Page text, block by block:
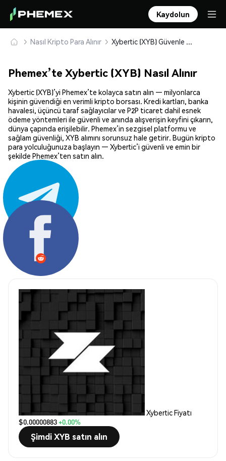
Kaydolun
Nasıl Kripto Para Alınır Xybertic (XYB) Güvenle Satın Alın ve Saklayın
Phemex’te Xybertic (XYB) Nasıl Alınır
Xybertic (XYB)’yi Phemex’te kolayca satın alın — milyonlarca
kişinin güvendiği en verimli kripto borsası. Kredi kartları, banka
havalesi, üçüncü taraf sağlayıcılar ve P2P ticaret dahil esnek
ödeme yöntemleri ile güvenli ve anında alışverişin keyfini çıkarın,
dünya çapında erişilebilir. Phemex’in sezgisel platformu ve
sağlam güvenliği, XYB alımını sorunsuz hale getirir. Bugün kripto
para yolculuğunuza başlayın — Xybertic’i güvenli ve emin bir
şekilde Phemex’ten satın alın.
Paylaş:
Xybertic Fiyatı
$0.00000883+0.00%
Şimdi XYB satın alın